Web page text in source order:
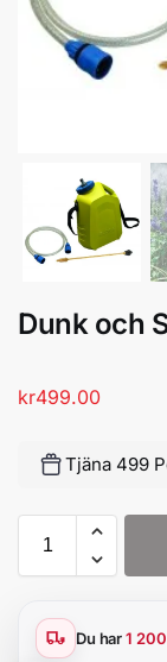
Dunk och
kr499.00
Tjäna 499
Du har1